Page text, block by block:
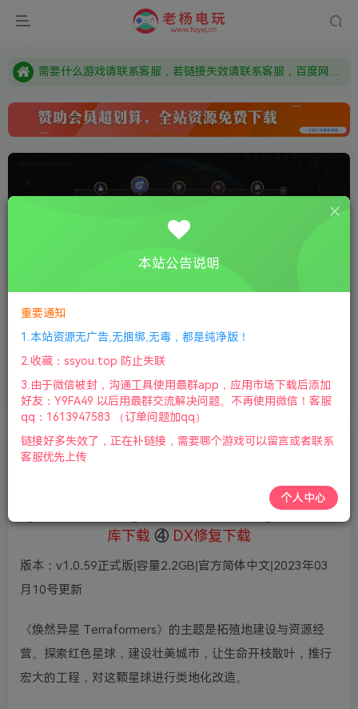
本站资源来自网络搜集，如有侵权，请联系删除：fuyej@qq.com 附上证书和内容链接
需要什么游戏请联系客服，若链接失效请联系客服，百度网盘边上的激活码也是解压密码
0:00/01:35
首页 全部游戏 正文
焕然异星(Terraformers)
老杨电玩
游戏运行
库下载 ④ DX修复下载
版本：v1.0.59正式版|容量2.2GB|官方简体中文|2023年03
月10号更新
《焕然异星 Terraformers》的主题是拓殖地建设与资源经
营。探索红色星球，建设壮美城市，让生命开枝散叶，推行
宏大的工程，对这颗星球进行类地化改造。
本站公告说明
重要通知
1.本站资源无广告,无捆绑,无毒，都是纯净版！
2.收藏：ssyou.top 防止失联
3.由于微信被封，沟通工具使用最群app，应用市场下载后添加
好友：Y9FA49 以后用最群交流解决问题。不再使用微信！客服
qq：1613947583 （订单问题加qq）
链接好多失效了，正在补链接，需要哪个游戏可以留言或者联系
客服优先上传
个人中心